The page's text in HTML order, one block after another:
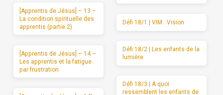
[Apprentis de Jésus] – 13 –
La condition spirituelle des
apprentis (partie 2)
[Apprentis de Jésus] – 14 –
Les apprentis et la fatigue
par frustration
Défi 18/1 | VIM : Vision
Défi 18/2 | Les enfants de la
lumière
Défi 18/3 | A quoi
ressemblent les enfants de